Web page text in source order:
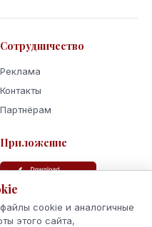
Сотрудничество
Реклама
Контакты
Партнёрам
Приложение
cookie и аналогичные
этого сайта,